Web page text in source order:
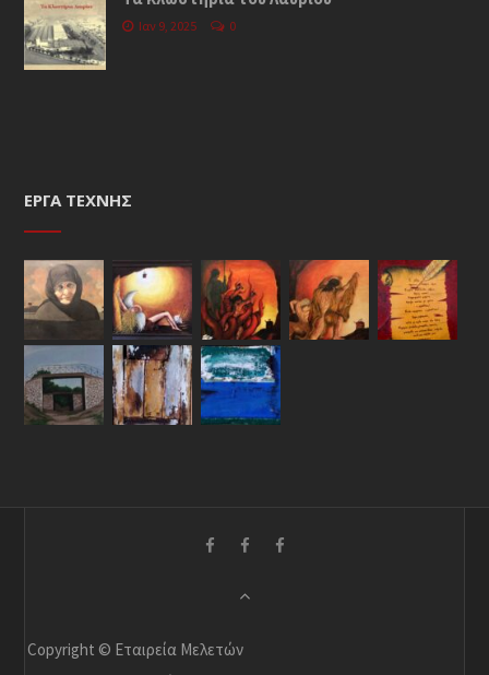
Ιαν 9, 2025 0
ΈΡΓΑ ΤΈΧΝΗΣ
Copyright © Εταιρεία Μελετών